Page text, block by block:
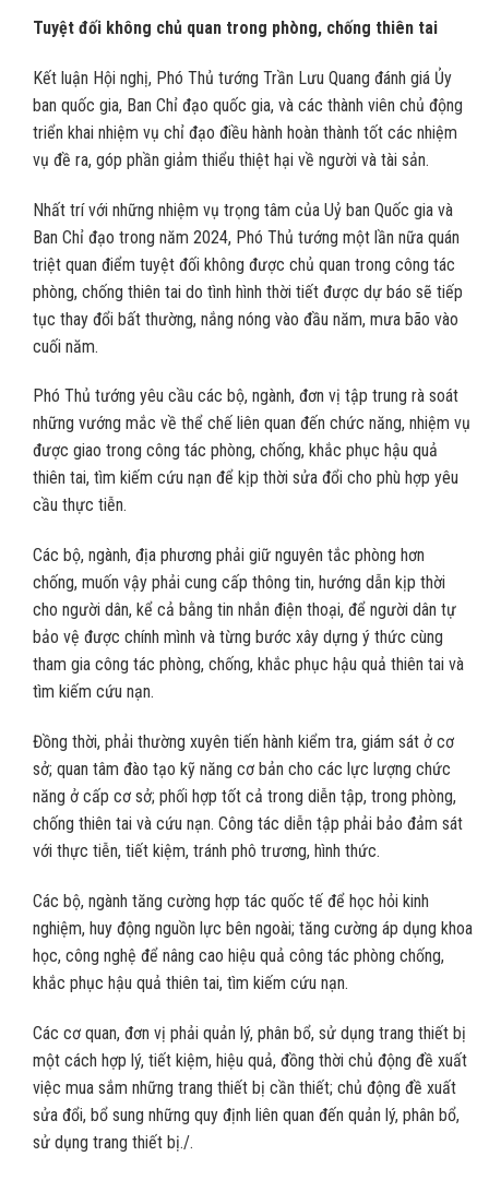
Tuyệt đối không chủ quan trong phòng, chống thiên tai
Kết luận Hội nghị, Phó Thủ tướng Trần Lưu Quang đánh giá Ủy
ban quốc gia, Ban Chỉ đạo quốc gia, và các thành viên chủ động
triển khai nhiệm vụ chỉ đạo điều hành hoàn thành tốt các nhiệm
vụ đề ra, góp phần giảm thiểu thiệt hại về người và tài sản.
Nhất trí với những nhiệm vụ trọng tâm của Uỷ ban Quốc gia và
Ban Chỉ đạo trong năm 2024, Phó Thủ tướng một lần nữa quán
triệt quan điểm tuyệt đối không được chủ quan trong công tác
phòng, chống thiên tai do tình hình thời tiết được dự báo sẽ tiếp
tục thay đổi bất thường, nắng nóng vào đầu năm, mưa bão vào
cuối năm.
Phó Thủ tướng yêu cầu các bộ, ngành, đơn vị tập trung rà soát
những vướng mắc về thể chế liên quan đến chức năng, nhiệm vụ
được giao trong công tác phòng, chống, khắc phục hậu quả
thiên tai, tìm kiếm cứu nạn để kịp thời sửa đổi cho phù hợp yêu
cầu thực tiễn.
Các bộ, ngành, địa phương phải giữ nguyên tắc phòng hơn
chống, muốn vậy phải cung cấp thông tin, hướng dẫn kịp thời
cho người dân, kể cả bằng tin nhắn điện thoại, để người dân tự
bảo vệ được chính mình và từng bước xây dựng ý thức cùng
tham gia công tác phòng, chống, khắc phục hậu quả thiên tai và
tìm kiếm cứu nạn.
Đồng thời, phải thường xuyên tiến hành kiểm tra, giám sát ở cơ
sở; quan tâm đào tạo kỹ năng cơ bản cho các lực lượng chức
năng ở cấp cơ sở; phối hợp tốt cả trong diễn tập, trong phòng,
chống thiên tai và cứu nạn. Công tác diễn tập phải bảo đảm sát
với thực tiễn, tiết kiệm, tránh phô trương, hình thức.
Các bộ, ngành tăng cường hợp tác quốc tế để học hỏi kinh
nghiệm, huy động nguồn lực bên ngoài; tăng cường áp dụng khoa
học, công nghệ để nâng cao hiệu quả công tác phòng chống,
khắc phục hậu quả thiên tai, tìm kiếm cứu nạn.
Các cơ quan, đơn vị phải quản lý, phân bổ, sử dụng trang thiết bị
một cách hợp lý, tiết kiệm, hiệu quả, đồng thời chủ động đề xuất
việc mua sắm những trang thiết bị cần thiết; chủ động đề xuất
sửa đổi, bổ sung những quy định liên quan đến quản lý, phân bổ,
sử dụng trang thiết bị./.